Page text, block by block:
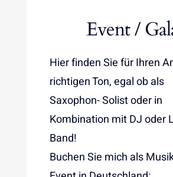
Event /
Hier finden Sie für Ihren
richtigen Ton, egal ob als
Saxophon- Solist oder in
Kombination mit DJ oder
Band!
Buchen Sie mich als